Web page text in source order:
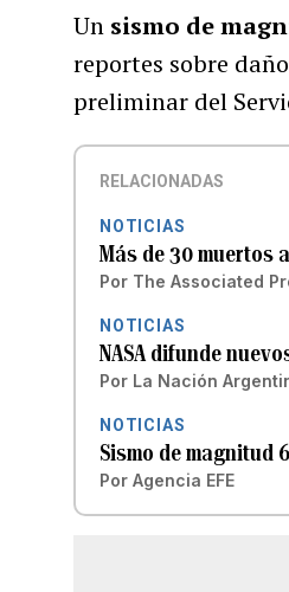
Un sismo de
reportes sobre
preliminar del
RELACIONADAS
NOTICIAS
Más de 30 muertos
Por The Associated
NOTICIAS
NASA difunde
Por La Nación
NOTICIAS
Sismo de magnitud
Por Agencia EFE